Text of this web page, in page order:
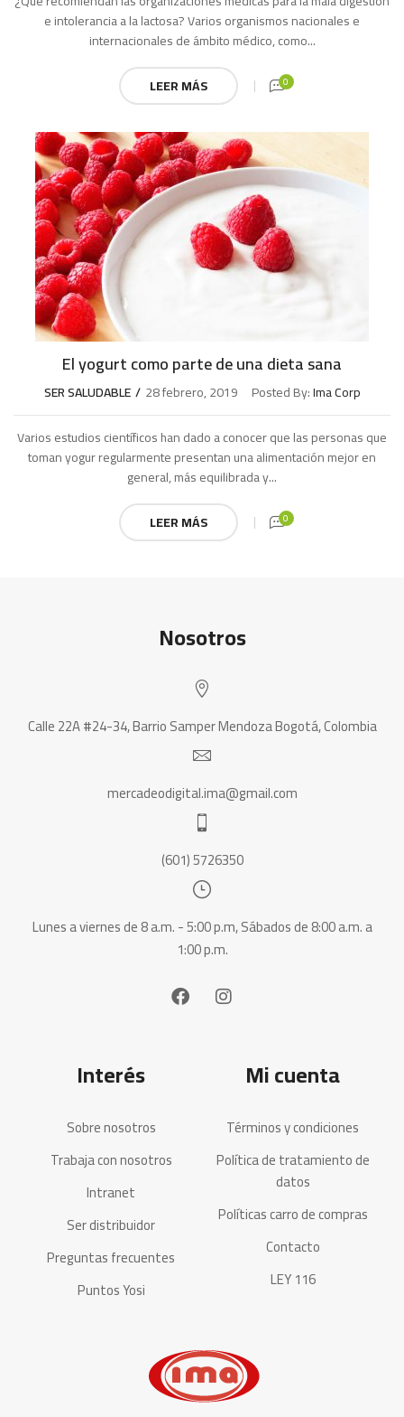
e intolerancia a la lactosa? Varios organismos nacionales e
internacionales de ámbito médico, como...
LEER MÁS
0
El yogurt como parte de una dieta sana
SER SALUDABLE 28 febrero, 2019 Posted By:Ima Corp
Varios estudios científicos han dado a conocer que las personas que
toman yogur regularmente presentan una alimentación mejor en
general, más equilibrada y...
LEER MÁS
0
Nosotros
Calle 22A #24-34, Barrio Samper Mendoza Bogotá, Colombia
mercadeodigital.ima@gmail.com
(601) 5726350
Lunes a viernes de 8 a.m. - 5:00 p.m, Sábados de 8:00 a.m. a
1:00 p.m.
Interés
Sobre nosotros
Trabaja con nosotros
Intranet
Ser distribuidor
Preguntas frecuentes
Puntos Yosi
Mi cuenta
Términos y condiciones
Política de tratamiento de
datos
Políticas carro de compras
Contacto
LEY 116